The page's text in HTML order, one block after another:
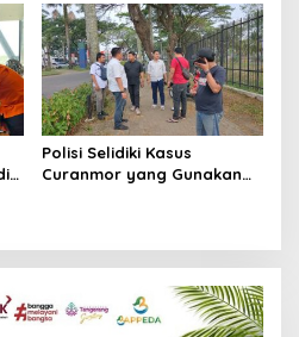
Nasional Pusat Studi
Kepolisian
Polisi Selidiki Kasus
Curanmor yang Gunakan